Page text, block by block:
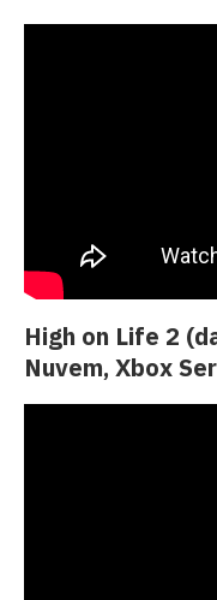
High on Life 2
Nuvem, Xbox